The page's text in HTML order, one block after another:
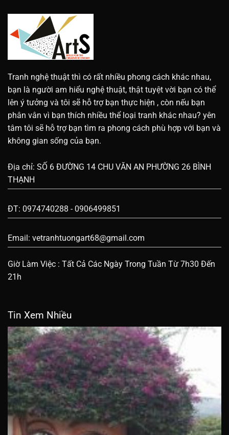
Tranh nghệ thuật thì có rất nhiều phong cách khác nhau,
bạn là người am hiểu nghệ thuật, thật tuyệt vời bạn có thể
lên ý tưởng và tôi sẽ hỗ trợ bạn thực hiện , còn nếu bạn
phân vân vì bạn thích nhiều thể loại tranh khác nhau? yên
tâm tôi sẽ hỗ trợ bạn tìm ra phong cách phù hợp với bạn và
không gian sống của bạn.
Địa chỉ: SỐ 6 ĐƯỜNG 14 CHU VĂN AN PHƯỜNG 26 BÌNH
THẠNH
ĐT: 0974740288 - 0906499851
Email: vetranhtuongart68@gmail.com
Giờ Làm Việc : Tất Cả Các Ngày Trong Tuần Từ 7h30 Đến
21h
Tin Xem Nhiều